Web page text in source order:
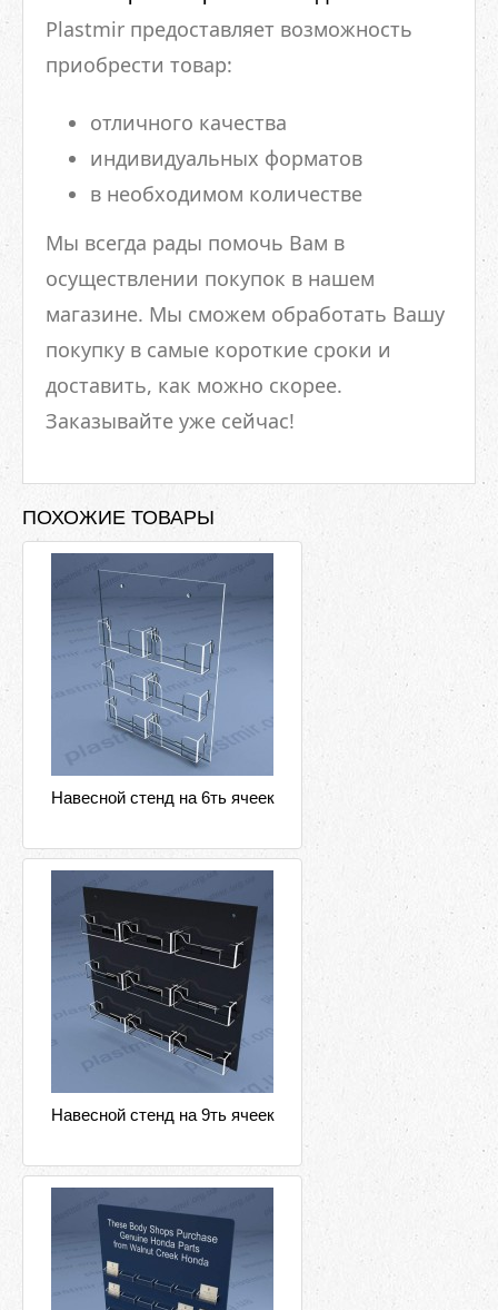
Plastmir предоставляет возможность
приобрести товар:
отличного качества
индивидуальных форматов
в необходимом количестве
Мы всегда рады помочь Вам в
осуществлении покупок в нашем
магазине. Мы сможем обработать Вашу
покупку в самые короткие сроки и
доставить, как можно скорее.
Заказывайте уже сейчас!
ПОХОЖИЕ ТОВАРЫ
Навесной стенд на 6ть ячеек
Навесной стенд на 9ть ячеек